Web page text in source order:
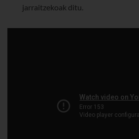
jarraitzekoak ditu.